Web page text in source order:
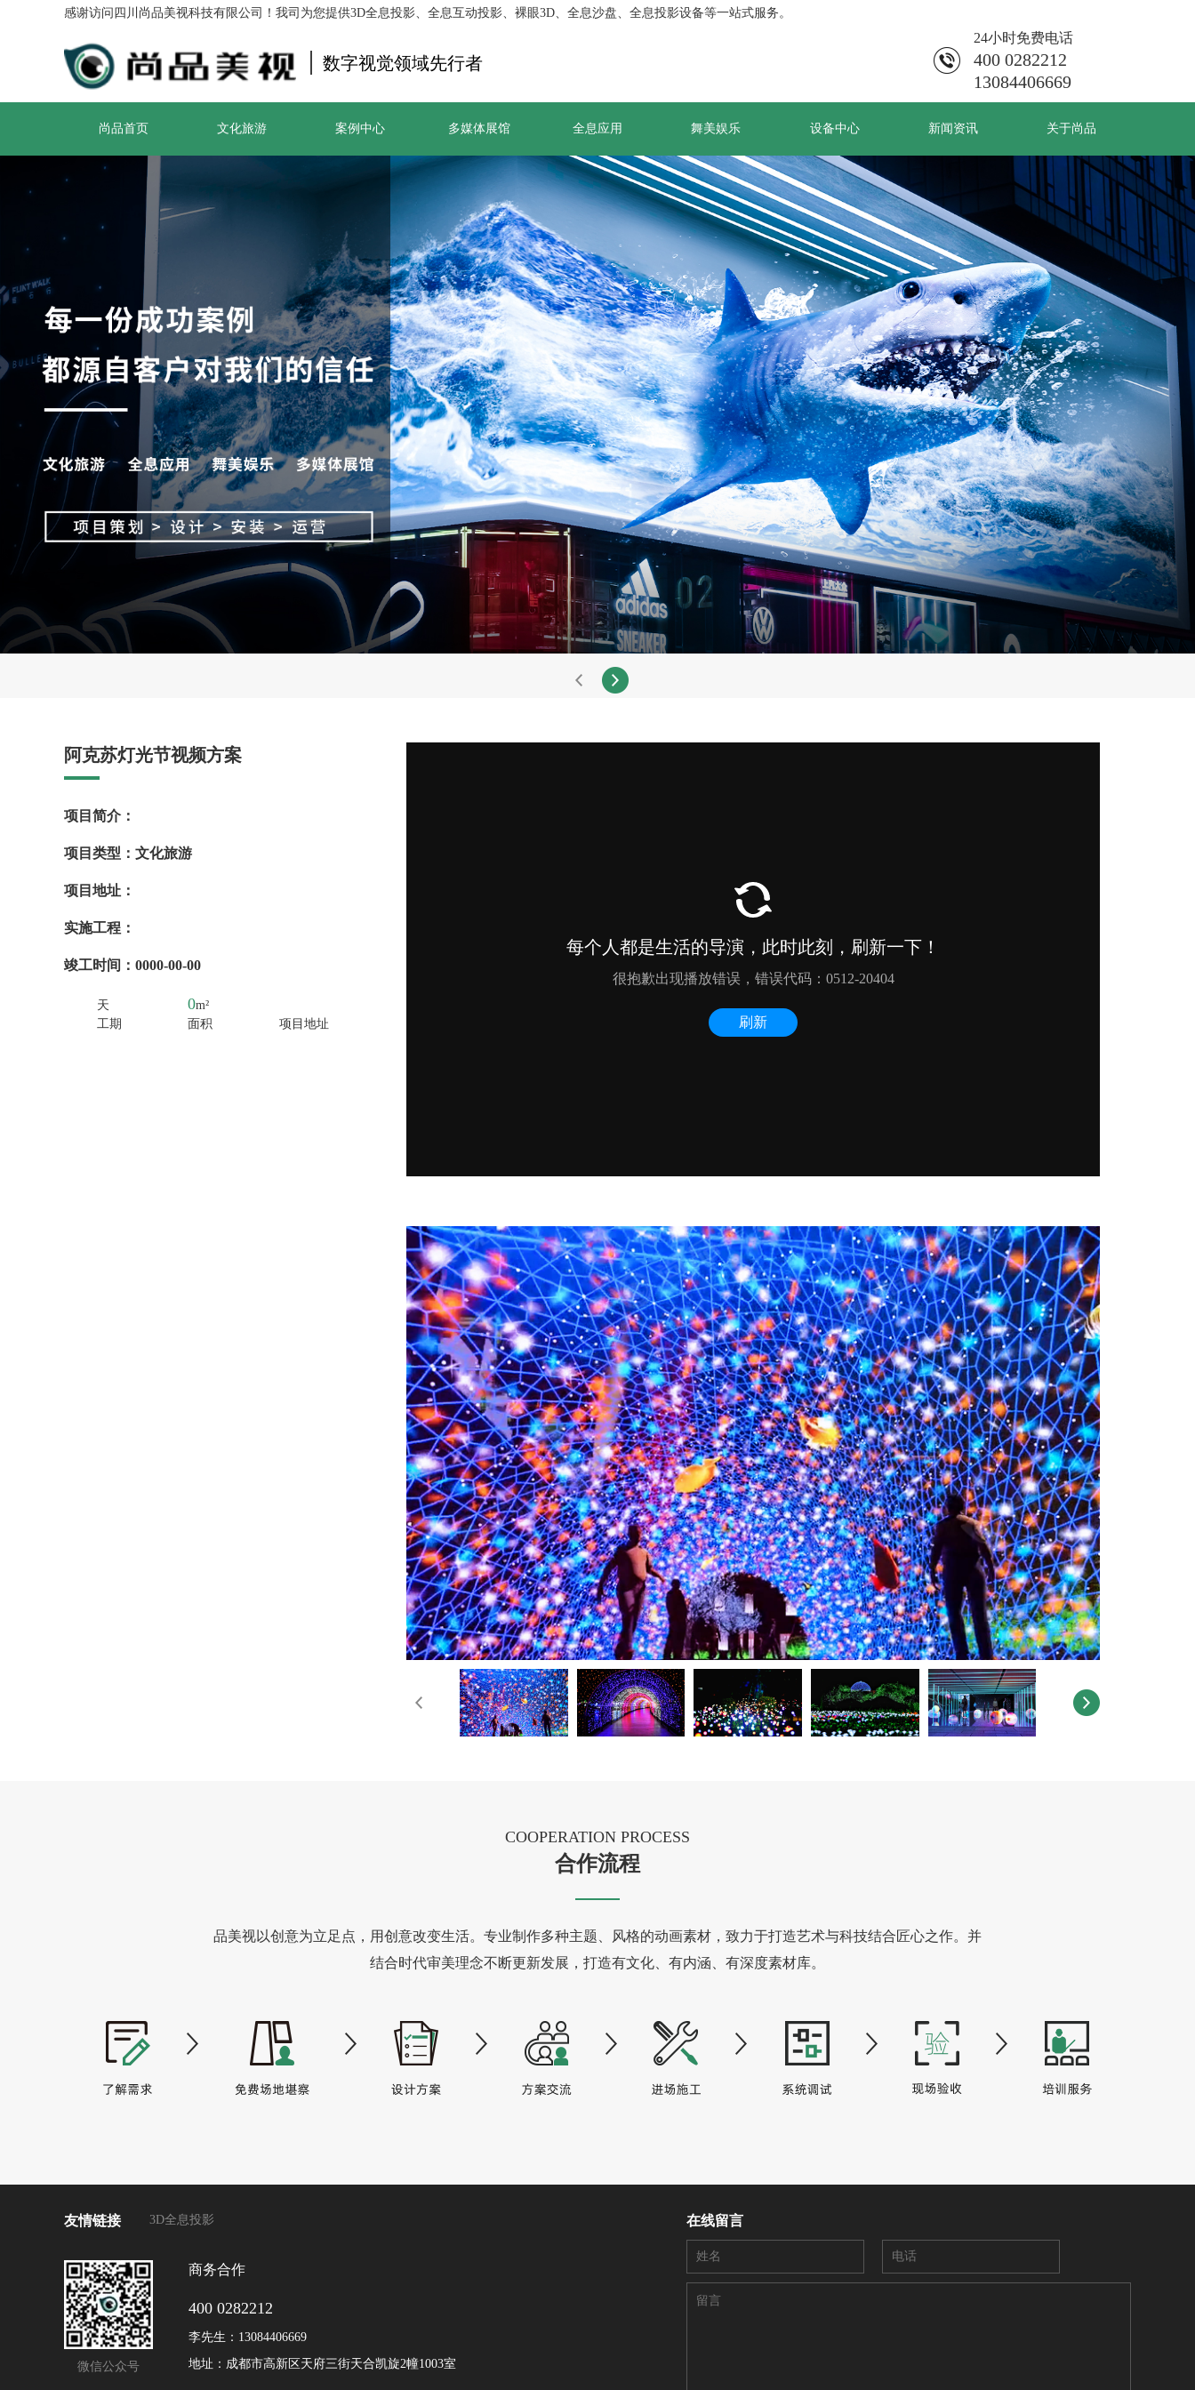
感谢访问四川尚品美视科技有限公司！我司为您提供3D全息投影、全息互动投影、裸眼3D、全息沙盘、全息投影设备等一站式服务。
| 数字视觉领域先行者
24小时免费电话
400 0282212
13084406669
尚品首页 文化旅游 案例中心 多媒体展馆 全息应用 舞美娱乐 设备中心 新闻资讯 关于尚品
阿克苏灯光节视频方案
项目简介：
项目类型： 文化旅游
项目地址：
实施工程：
竣工时间： 0000-00-00
天
工期
0m²
面积
项目地址
COOPERATION PROCESS
合作流程
品美视以创意为立足点，用创意改变生活。专业制作多种主题、风格的动画素材，致力于打造艺术与科技结合匠心之作。并
结合时代审美理念不断更新发展，打造有文化、有内涵、有深度素材库。
友情链接 3D全息投影
微信公众号
商务合作
400 0282212
李先生：13084406669
地址：成都市高新区天府三街天合凯旋2幢1003室
在线留言